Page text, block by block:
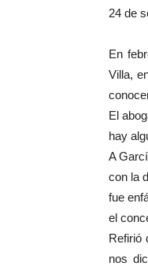
24 de
En
Villa,
El
hay
A
con la
fue
el
Refirió
nos